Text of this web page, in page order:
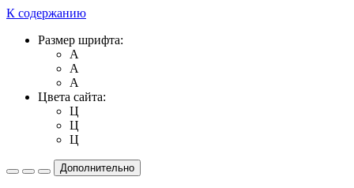
К содержанию
Размер шрифта:
A
A
A
Цвета сайта:
Ц
Ц
Ц
Дополнительно